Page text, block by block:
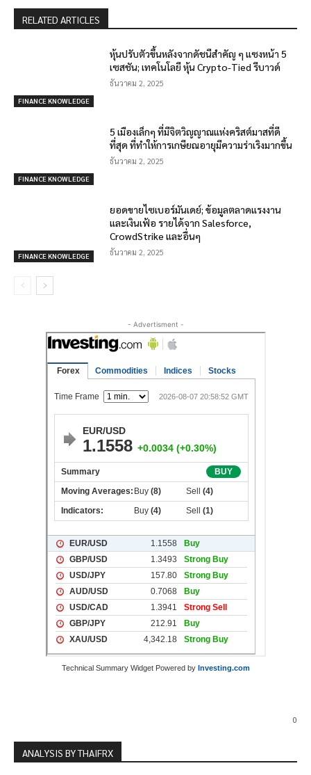
RELATED ARTICLES
FINANCE KNOWLEDGE
หุ้นปรับตัวขึ้นหลังจากดัชนีสำคัญ ๆ แซงหน้า 5
เซสชัน; เทคโนโลยี หุ้น Crypto-Tied รีบาวด์
ธันวาคม 2, 2025
FINANCE KNOWLEDGE
5 เมืองเล็กๆ ที่มีจิตวิญญาณแห่งคริสต์มาสที่ดี
ที่สุด ที่ทำให้การเกษียณอายุมีความร่าเริงมากขึ้น
ธันวาคม 2, 2025
FINANCE KNOWLEDGE
ยอดขายไซเบอร์มันเดย์; ข้อมูลตลาดแรงงาน
และเงินเฟ้อ รายได้จาก Salesforce,
CrowdStrike และอื่นๆ
ธันวาคม 2, 2025
- Advertisment -
Technical Summary Widget Powered by Investing.com
0
ANALYSIS BY THAIFRX